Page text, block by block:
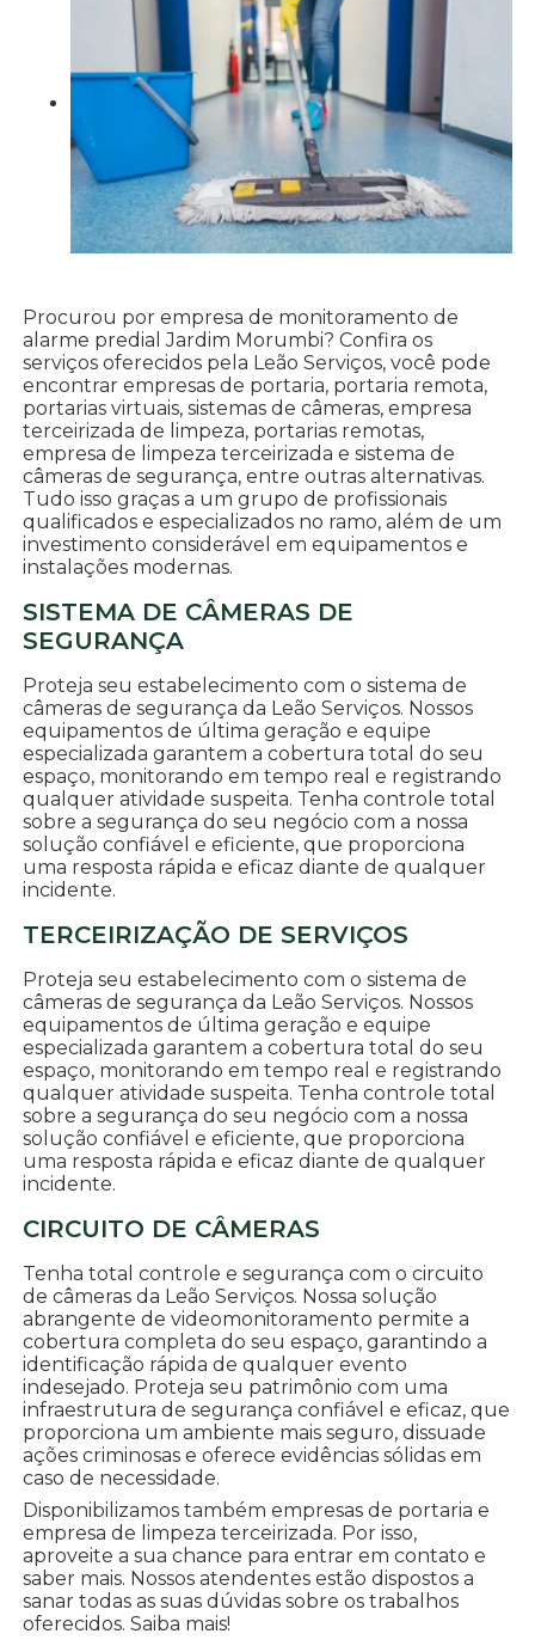
Procurou por empresa de monitoramento de
alarme predial Jardim Morumbi? Confira os
serviços oferecidos pela Leão Serviços, você pode
encontrar empresas de portaria, portaria remota,
portarias virtuais, sistemas de câmeras, empresa
terceirizada de limpeza, portarias remotas,
empresa de limpeza terceirizada e sistema de
câmeras de segurança, entre outras alternativas.
Tudo isso graças a um grupo de profissionais
qualificados e especializados no ramo, além de um
investimento considerável em equipamentos e
instalações modernas.
SISTEMA DE CÂMERAS DE
SEGURANÇA
Proteja seu estabelecimento com o sistema de
câmeras de segurança da Leão Serviços. Nossos
equipamentos de última geração e equipe
especializada garantem a cobertura total do seu
espaço, monitorando em tempo real e registrando
qualquer atividade suspeita. Tenha controle total
sobre a segurança do seu negócio com a nossa
solução confiável e eficiente, que proporciona
uma resposta rápida e eficaz diante de qualquer
incidente.
TERCEIRIZAÇÃO DE SERVIÇOS
Proteja seu estabelecimento com o sistema de
câmeras de segurança da Leão Serviços. Nossos
equipamentos de última geração e equipe
especializada garantem a cobertura total do seu
espaço, monitorando em tempo real e registrando
qualquer atividade suspeita. Tenha controle total
sobre a segurança do seu negócio com a nossa
solução confiável e eficiente, que proporciona
uma resposta rápida e eficaz diante de qualquer
incidente.
CIRCUITO DE CÂMERAS
Tenha total controle e segurança com o circuito
de câmeras da Leão Serviços. Nossa solução
abrangente de videomonitoramento permite a
cobertura completa do seu espaço, garantindo a
identificação rápida de qualquer evento
indesejado. Proteja seu patrimônio com uma
infraestrutura de segurança confiável e eficaz, que
proporciona um ambiente mais seguro, dissuade
ações criminosas e oferece evidências sólidas em
caso de necessidade.
Disponibilizamos também empresas de portaria e
empresa de limpeza terceirizada. Por isso,
aproveite a sua chance para entrar em contato e
saber mais. Nossos atendentes estão dispostos a
sanar todas as suas dúvidas sobre os trabalhos
oferecidos. Saiba mais!